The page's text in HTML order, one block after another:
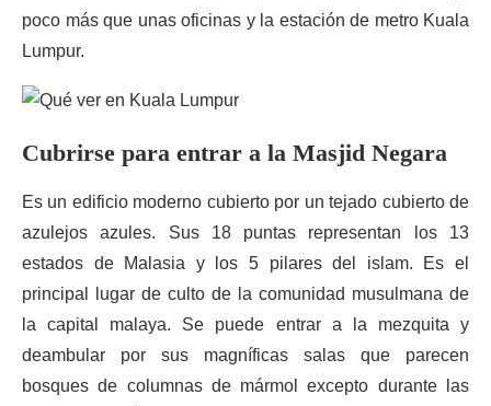
poco más que unas oficinas y la estación de metro Kuala
Lumpur.
Cubrirse para entrar a la Masjid Negara
Es un edificio moderno cubierto por un tejado cubierto de
azulejos azules. Sus 18 puntas representan los 13
estados de Malasia y los 5 pilares del islam. Es el
principal lugar de culto de la comunidad musulmana de
la capital malaya. Se puede entrar a la mezquita y
deambular por sus magníficas salas que parecen
bosques de columnas de mármol excepto durante las